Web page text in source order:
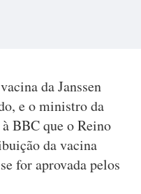
da Janssen
e o ministro da
BBC que o Reino
da vacina
for aprovada pelos